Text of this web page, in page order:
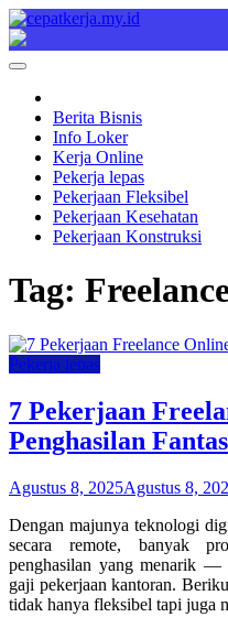
Skip
to
content
Cepat Kerja
Berita Bisnis
Berita Bisnis
Info Loker
Kerja Online
Pekerja lepas
Pekerjaan Fleksibel
Pekerjaan Kesehatan
Pekerjaan Konstruksi
Tag:
Pekerja lepas
7 Pekerjaan
Penghasilan
Agustus 8, 2025Agustus 8,
Dengan majunya teknologi
secara remote, banyak
penghasilan yang menarik —
gaji pekerjaan kantoran.
tidak hanya fleksibel tapi juga